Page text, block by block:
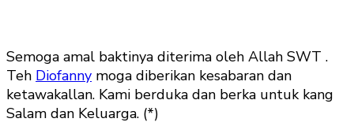
Semoga amal baktinya diterima oleh Allah SWT .
Teh Diofanny moga diberikan kesabaran dan
ketawakallan. Kami berduka dan berka untuk kang
Salam dan Keluarga. (*)